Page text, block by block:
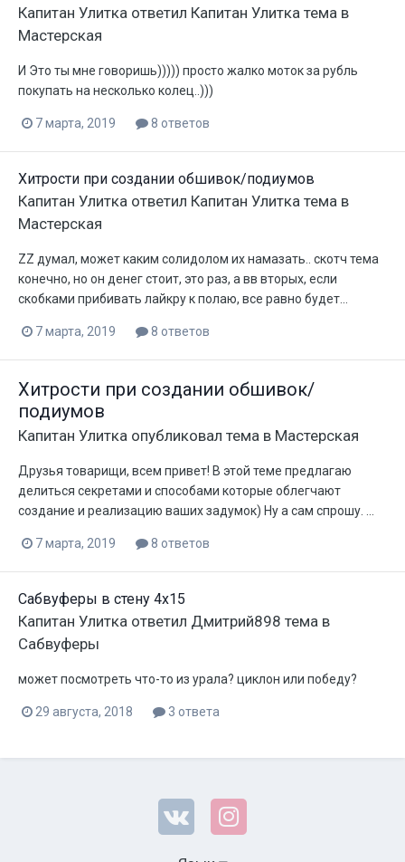
Капитан Улитка ответил Капитан Улитка тема в
Мастерская
И Это ты мне говоришь))))) просто жалко моток за рубль
покупать на несколько колец..)))
7 марта, 2019 8 ответов
Хитрости при создании обшивок/подиумов
Капитан Улитка ответил Капитан Улитка тема в
Мастерская
ZZ думал, может каким солидолом их намазать.. скотч тема
конечно, но он денег стоит, это раз, а вв вторых, если
скобками прибивать лайкру к полаю, все равно будет...
7 марта, 2019 8 ответов
Хитрости при создании обшивок/
подиумов
Капитан Улитка опубликовал тема в Мастерская
Друзья товарищи, всем привет! В этой теме предлагаю
делиться секретами и способами которые облегчают
создание и реализацию ваших задумок) Ну а сам спрошу. ...
7 марта, 2019 8 ответов
Сабвуферы в стену 4х15
Капитан Улитка ответил Дмитрий898 тема в
Сабвуферы
может посмотреть что-то из урала? циклон или победу?
29 августа, 2018 3 ответа